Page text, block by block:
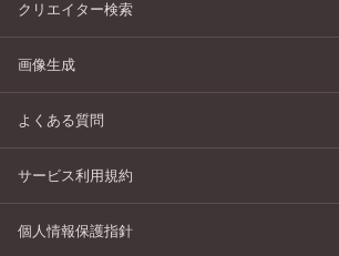
クリエイター検索
画像生成
よくある質問
サービス利用規約
個人情報保護指針